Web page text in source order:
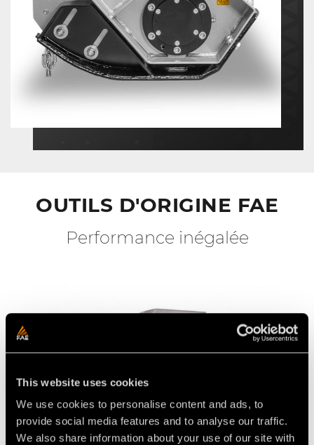
This website uses cookies
We use cookies to personalise content and ads, to
provide social media features and to analyse our traffic.
We also share information about your use of our site with
OUTILS D'ORIGINE FAE
Performance inégalée